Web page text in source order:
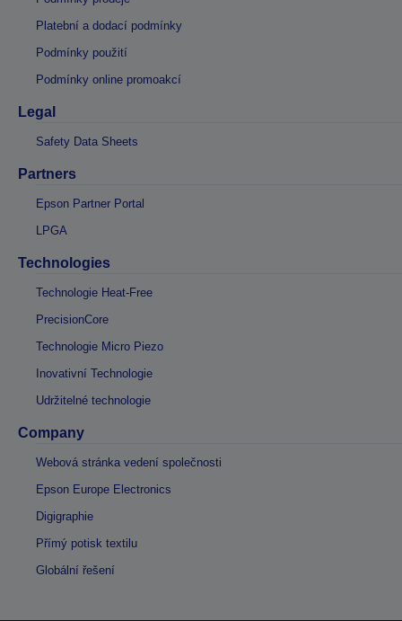
Platební a dodací podmínky
Podmínky použití
Podmínky online promoakcí
Legal
Safety Data Sheets
Partners
Epson Partner Portal
LPGA
Technologies
Technologie Heat-Free
PrecisionCore
Technologie Micro Piezo
Inovativní Technologie
Udržitelné technologie
Company
Webová stránka vedení společnosti
Epson Europe Electronics
Digigraphie
Přímý potisk textilu
Globální řešení